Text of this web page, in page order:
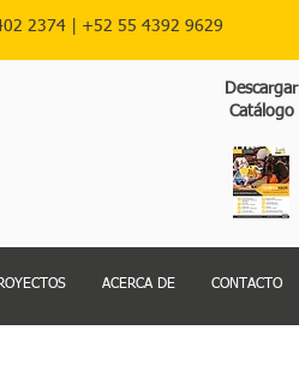
2374 | +52 55 4392 9629
Descargar
Catálogo
ACERCA DE CONTACTO